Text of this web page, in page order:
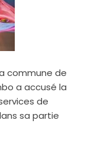
commune de
a accusé la
de
sa partie